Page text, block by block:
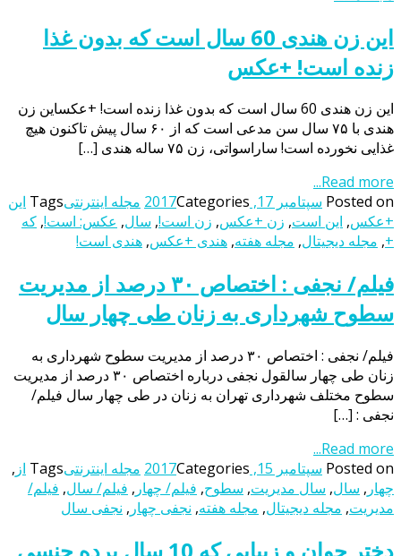
این زن هندی 60 سال است که بدون غذا
زنده است! +عکس
این زن هندی 60 سال است که بدون غذا زنده است! +عکساین زن
هندی با ۷۵ سال سن مدعی است که از ۶۰ سال پیش تاکنون هیچ
غذایی نخورده است! ساراسواتی، زن ۷۵ ساله هندی […]
Read more...
Posted on سپتامبر 17, 2017 Categories مجله اینترنتیTags این
+عکس, این است, زن +عکس, زن است!, سال, عکس: است!, که
+
, مجله دیجیتال, مجله هفته, هندی +عکس, هندی است!
فیلم/ نجفی : اختصاص ۳۰ درصد از مدیریت
سطوح شهرداری به زنان طی چهار سال
فیلم/ نجفی : اختصاص ۳۰ درصد از مدیریت سطوح شهرداری به
زنان طی چهار سالقول نجفی درباره اختصاص ۳۰ درصد از مدیریت
سطوح مختلف شهرداری تهران به زنان در طی چهار سال فیلم/
نجفی : […]
Read more...
Posted on سپتامبر 15, 2017 Categories مجله اینترنتیTags از ,
چهار , سال, سال مدیریت, سطوح, فیلم/ چهار , فیلم/ سال, فیلم/
مدیریت, مجله دیجیتال, مجله هفته, نجفی چهار , نجفی سال